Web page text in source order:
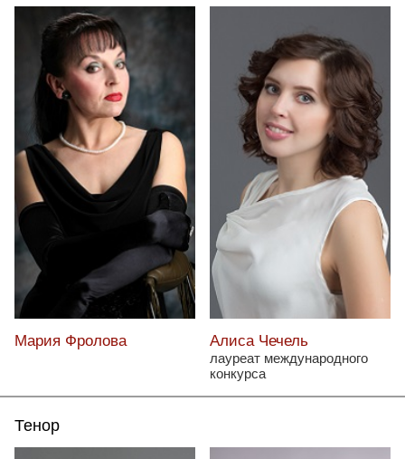
Мария Фролова Алиса Чечель
лауреат международного
конкурса
Тенор